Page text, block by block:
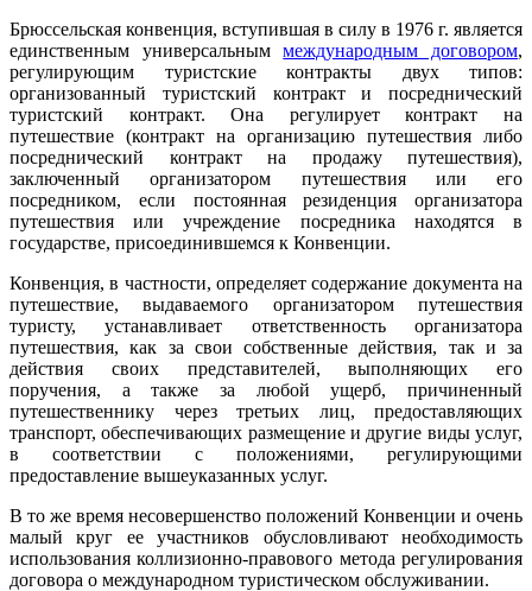
Брюссельская конвенция, вступившая в силу в 1976 г. является
единственным универсальныммеждународным договором,
регулирующим туристские контракты двух типов:
организованный туристский контракт и посреднический
туристский контракт. Она регулирует контракт на
путешествие (контракт на организацию путешествия либо
посреднический контракт на продажу путешествия),
заключенный организатором путешествия или его
посредником, если постоянная резиденция организатора
путешествия или учреждение посредника находятся в
государстве, присоединившемся к Конвенции.
Конвенция, в частности, определяет содержание документа на
путешествие, выдаваемого организатором путешествия
туристу, устанавливает ответственность организатора
путешествия, как за свои собственные действия, так и за
действия своих представителей, выполняющих его
поручения, а также за любой ущерб, причиненный
путешественнику через третьих лиц, предоставляющих
транспорт, обеспечивающих размещение и другие виды услуг,
в соответствии с положениями, регулирующими
предоставление вышеуказанных услуг.
В то же время несовершенство положений Конвенции и очень
малый круг ее участников обусловливают необходимость
использования коллизионно-правового метода регулирования
договора о международном туристическом обслуживании.